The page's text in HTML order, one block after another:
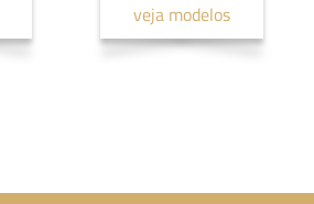
veja modelos